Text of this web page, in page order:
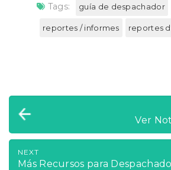
Tags: guía de despachador
reportes / informes reportes
Ver
NEXT
Más Recursos para